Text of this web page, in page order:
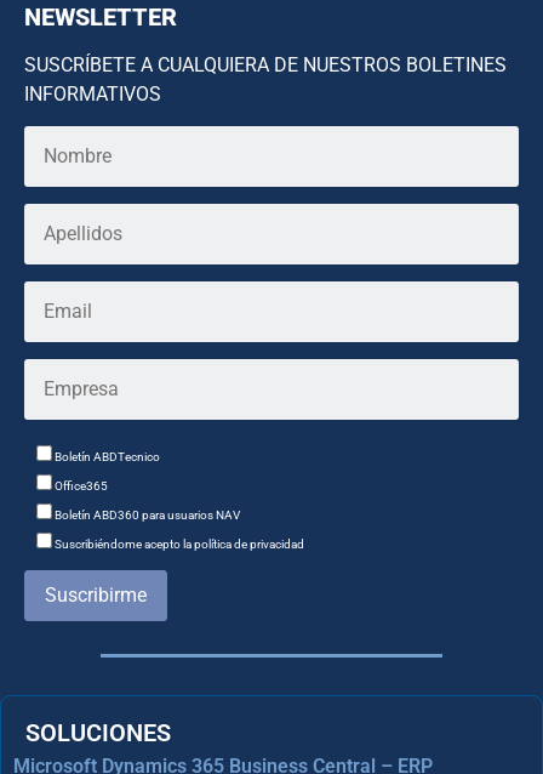
NEWSLETTER
SUSCRÍBETE A CUALQUIERA DE NUESTROS BOLETINES
INFORMATIVOS
Boletín ABDTecnico
Office365
Boletín ABD360 para usuarios NAV
Suscribiéndome acepto la política de privacidad
Suscribirme
SOLUCIONES
Microsoft Dynamics 365 Business Central – ERP